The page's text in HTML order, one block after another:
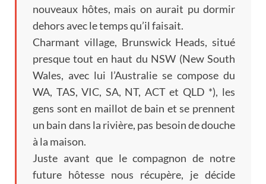
nouveaux hôtes, mais on aurait pu dormir
dehors avec le temps qu’il faisait.
Charmant village, Brunswick Heads, situé
presque tout en haut du NSW (New South
Wales, avec lui l’Australie se compose du
WA, TAS, VIC, SA, NT, ACT et QLD *), les
gens sont en maillot de bain et se prennent
un bain dans la rivière, pas besoin de douche
à la maison.
Juste avant que le compagnon de notre
future hôtesse nous récupère, je décide